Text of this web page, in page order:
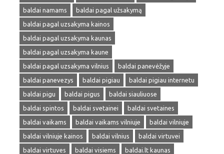
baldai namams
baldai pagal užsakymą
baldai pagal uzsakyma kainos
baldai pagal uzsakyma kaunas
baldai pagal uzsakyma kaune
baldai pagal uzsakyma vilnius
baldai panevėžyje
baldai panevezys
baldai pigiau
baldai pigiau internetu
baldai pigu
baldai pigus
baldai siauliuose
baldai spintos
baldai svetainei
baldai svetaines
baldai vaikams
baldai vaikams vilniuje
baldai vilniuje
baldai vilniuje kainos
baldai vilnius
baldai virtuvei
baldai virtuves
baldai visiems
baldai.lt kaunas